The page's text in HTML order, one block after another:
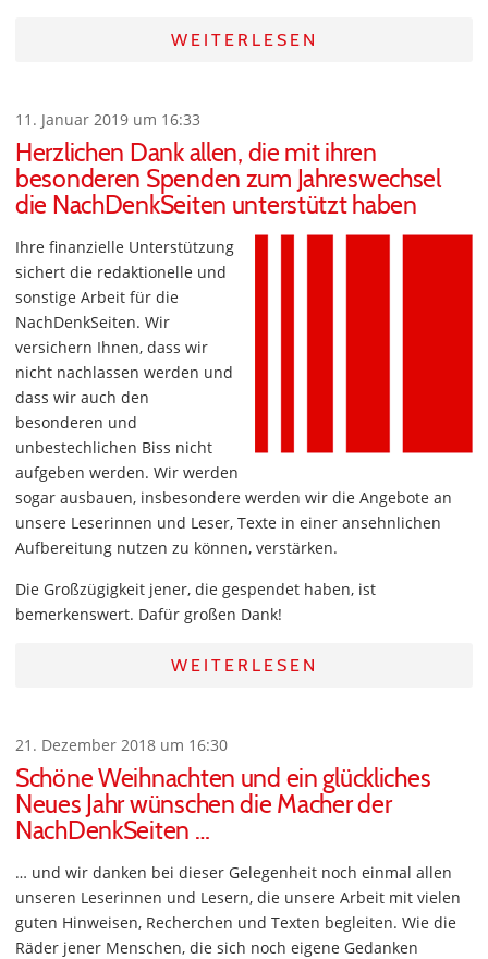
WEITERLESEN
11. Januar 2019 um 16:33
Herzlichen Dank allen, die mit ihren
besonderen Spenden zum Jahreswechsel
die NachDenkSeiten unterstützt haben
Ihre finanzielle Unterstützung
sichert die redaktionelle und
sonstige Arbeit für die
NachDenkSeiten. Wir
versichern Ihnen, dass wir
nicht nachlassen werden und
dass wir auch den
besonderen und
unbestechlichen Biss nicht
aufgeben werden. Wir werden
sogar ausbauen, insbesondere werden wir die Angebote an
unsere Leserinnen und Leser, Texte in einer ansehnlichen
Aufbereitung nutzen zu können, verstärken.
Die Großzügigkeit jener, die gespendet haben, ist
bemerkenswert. Dafür großen Dank!
WEITERLESEN
21. Dezember 2018 um 16:30
Schöne Weihnachten und ein glückliches
Neues Jahr wünschen die Macher der
NachDenkSeiten …
… und wir danken bei dieser Gelegenheit noch einmal allen
unseren Leserinnen und Lesern, die unsere Arbeit mit vielen
guten Hinweisen, Recherchen und Texten begleiten. Wie die
Räder jener Menschen, die sich noch eigene Gedanken